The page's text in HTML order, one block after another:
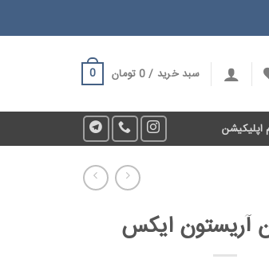
سبد خرید /0 تومان 0
اپلیکیشن
آریستون ایکس